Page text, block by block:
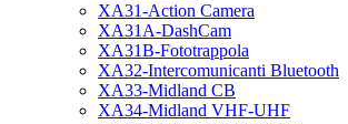
XA31-Action Camera
XA31A-DashCam
XA31B-Fototrappola
XA32-Intercomunicanti Bluetooth
XA33-Midland CB
XA34-Midland VHF-UHF